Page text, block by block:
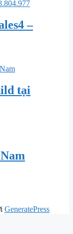
–
tại
GeneratePress